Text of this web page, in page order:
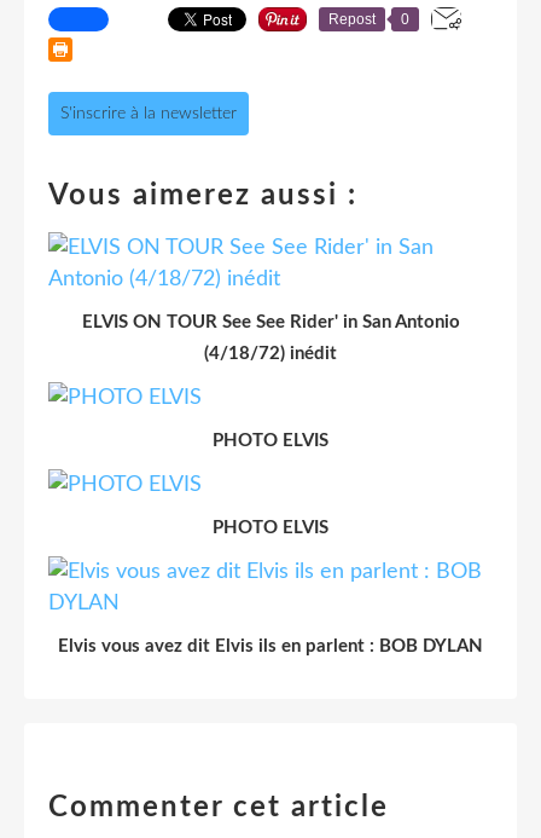
Repost 0
S'inscrire à la newsletter
Vous aimerez aussi :
ELVIS ON TOUR See See Rider' in San Antonio
(4/18/72) inédit
PHOTO ELVIS
PHOTO ELVIS
Elvis vous avez dit Elvis ils en parlent : BOB DYLAN
Commenter cet article